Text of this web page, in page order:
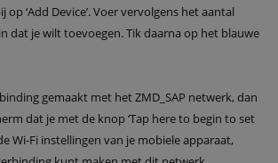
op ‘Add Device’. Voer vervolgens het aantal
dat je wilt toevoegen. Tik daarna op het blauwe
gemaakt met het ZMD_SAP netwerk, dan
dat je met de knop ‘Tap here to begin to set
Wi-Fi instellingen van je mobiele apparaat,